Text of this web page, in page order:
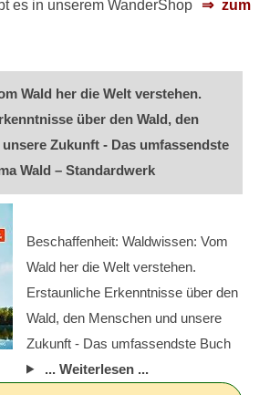
es in unserem WanderShop
zum
Wald her die Welt verstehen.
über den Wald, den
unsere Zukunft - Das umfassendste
Wald – Standardwerk
Beschaffenheit: Waldwissen: Vom
Wald her die Welt verstehen.
Erstaunliche Erkenntnisse über den
Wald, den Menschen und unsere
Zukunft - Das umfassendste Buch
... Weiterlesen ...